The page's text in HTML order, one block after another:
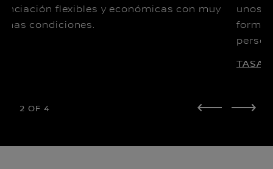
flexibles y económicas con muy
condiciones.
unos
forma
TASA
2 OF 4